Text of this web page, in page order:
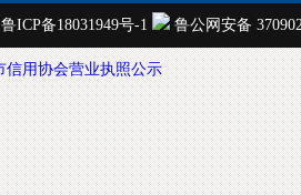
鲁ICP备18031949号-1 鲁公网安备